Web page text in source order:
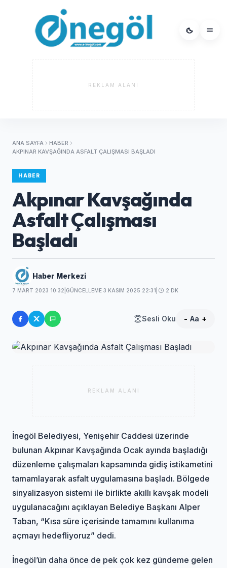
REKLAM ALANI
ANA SAYFA
HABER
AKPINAR KAVŞAĞINDA ASFALT ÇALIŞMASI BAŞLADI
HABER
Akpınar Kavşağında
Asfalt Çalışması
Başladı
Haber Merkezi
7 MART 2023 10:32 GÜNCELLEME 3 KASIM 2025 22:31 2 DK
Sesli Oku - Aa +
REKLAM ALANI
İnegöl Belediyesi, Yenişehir Caddesi üzerinde
bulunan Akpınar Kavşağında Ocak ayında başladığı
düzenleme çalışmaları kapsamında gidiş istikametini
tamamlayarak asfalt uygulamasına başladı. Bölgede
sinyalizasyon sistemi ile birlikte akıllı kavşak modeli
uygulanacağını açıklayan Belediye Başkanı Alper
Taban, “Kısa süre içerisinde tamamını kullanıma
açmayı hedefliyoruz” dedi.
İnegöl’ün daha önce de pek çok kez gündeme gelen